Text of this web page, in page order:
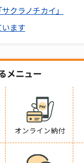
クラノチカイ」
ます
メニュー
オンライン納付